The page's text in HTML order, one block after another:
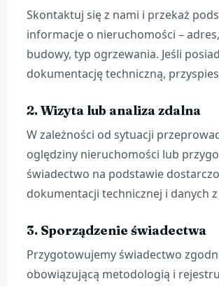
Skontaktuj się z nami i przekaż
informacje o nieruchomości –
budowy, typ ogrzewania. Jeśli
dokumentację techniczną,
2. Wizyta lub analiza zdalna
W zależności od sytuacji
oględziny nieruchomości lub
świadectwo na podstawie
dokumentacji technicznej i danych
3. Sporządzenie świadectwa
Przygotowujemy świadectwo
obowiązującą metodologią i